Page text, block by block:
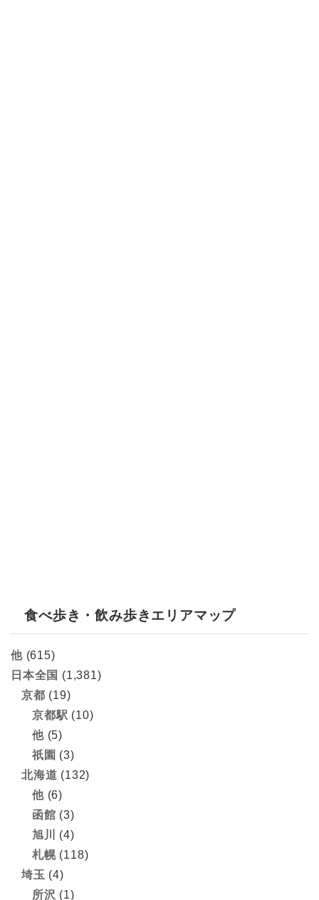
食べ歩き・飲み歩きエリアマップ
他(615)
日本全国 (1,381)
京都 (19)
京都駅 (10)
他(5)
祇園 (3)
北海道 (132)
他(6)
函館 (3)
旭川
(4)
札幌(118)
埼玉 (4)
所沢 (1)